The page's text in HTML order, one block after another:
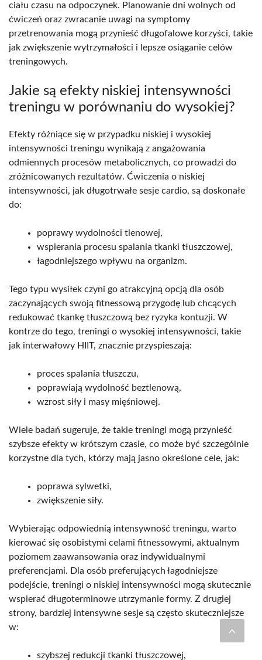
ciału czasu na odpoczynek. Planowanie dni wolnych od
ćwiczeń oraz zwracanie uwagi na symptomy
przetrenowania mogą przynieść długofalowe korzyści, takie
jak zwiększenie wytrzymałości i lepsze osiąganie celów
treningowych.
Jakie są efekty niskiej intensywności
treningu w porównaniu do wysokiej?
Efekty różniące się w przypadku niskiej i wysokiej
intensywności treningu wynikają z angażowania
odmiennych procesów metabolicznych, co prowadzi do
zróżnicowanych rezultatów. Ćwiczenia o niskiej
intensywności, jak długotrwałe sesje cardio, są doskonałe
do:
poprawy wydolności tlenowej,
wspierania procesu spalania tkanki tłuszczowej,
łagodniejszego wpływu na organizm.
Tego typu wysiłek czyni go atrakcyjną opcją dla osób
zaczynających swoją fitnessową przygodę lub chcących
redukować tkankę tłuszczową bez ryzyka kontuzji. W
kontrze do tego, treningi o wysokiej intensywności, takie
jak interwałowy HIIT, znacznie przyspieszają:
proces spalania tłuszczu,
poprawiają wydolność beztlenową,
wzrost siły i masy mięśniowej.
Wiele badań sugeruje, że takie treningi mogą przynieść
szybsze efekty w krótszym czasie, co może być szczególnie
korzystne dla tych, którzy mają jasno określone cele, jak:
poprawa sylwetki,
zwiększenie siły.
Wybierając odpowiednią intensywność treningu, warto
kierować się osobistymi celami fitnessowymi, aktualnym
poziomem zaawansowania oraz indywidualnymi
preferencjami. Dla osób preferujących łagodniejsze
podejście, treningi o niskiej intensywności mogą skutecznie
wspierać długoterminowe utrzymanie formy. Z drugiej
strony, bardziej intensywne sesje są często skuteczniejsze
w:
szybszej redukcji tkanki tłuszczowej,